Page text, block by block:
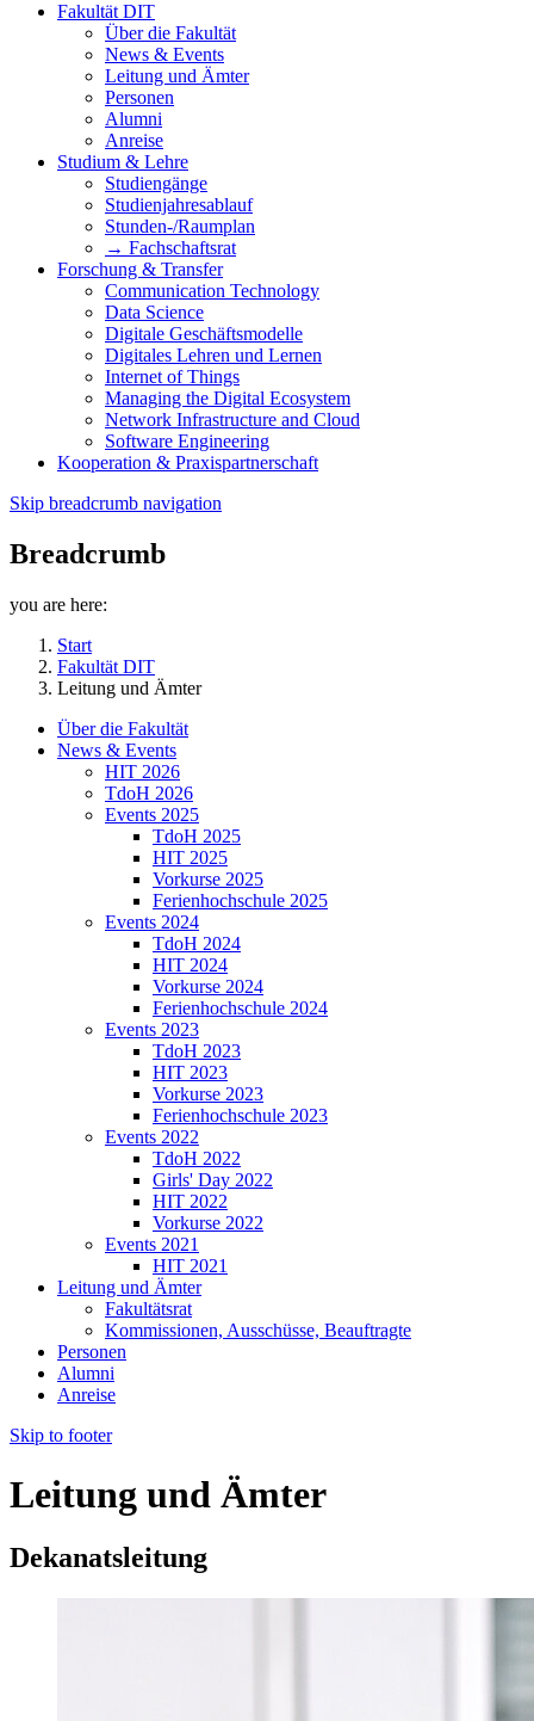
Fakultät DIT
Über die Fakultät
News & Events
Leitung und Ämter
Personen
Alumni
Anreise
Studium & Lehre
Studiengänge
Studienjahresablauf
Stunden-/Raumplan
→ Fachschaftsrat
Forschung & Transfer
Communication Technology
Data Science
Digitale Geschäftsmodelle
Digitales Lehren und Lernen
Internet of Things
Managing the Digital Ecosystem
Network Infrastructure and Cloud
Software Engineering
Kooperation & Praxispartnerschaft
Skip breadcrumb navigation
Breadcrumb
you are here:
Start
Fakultät DIT
Leitung und Ämter
Über die Fakultät
News & Events
HIT 2026
TdoH 2026
Events 2025
TdoH 2025
HIT 2025
Vorkurse 2025
Ferienhochschule 2025
Events 2024
TdoH 2024
HIT 2024
Vorkurse 2024
Ferienhochschule 2024
Events 2023
TdoH 2023
HIT 2023
Vorkurse 2023
Ferienhochschule 2023
Events 2022
TdoH 2022
Girls' Day 2022
HIT 2022
Vorkurse 2022
Events 2021
HIT 2021
Leitung und Ämter
Fakultätsrat
Kommissionen, Ausschüsse, Beauftragte
Personen
Alumni
Anreise
Skip to footer
Leitung und Ämter
Dekanatsleitung